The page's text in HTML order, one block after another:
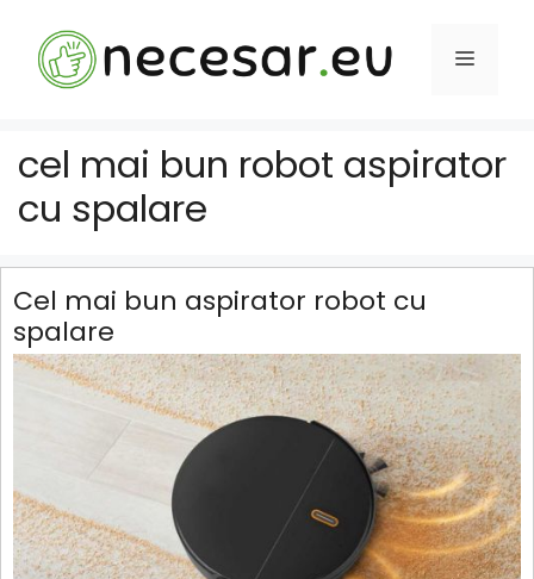
conținut
MENIU
cel mai bun robot aspirator
cu spalare
Cel mai bun aspirator robot cu
spalare